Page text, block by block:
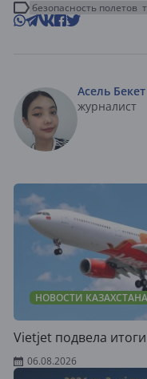
безопасность полетов
Асель Бекет
журналист
НОВОСТИ КАЗАХСТАНА
Vietjet подвела
06.08.2026